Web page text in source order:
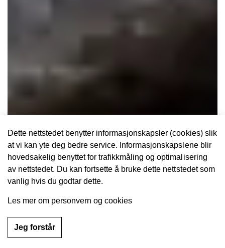
Dette nettstedet benytter informasjonskapsler (cookies) slik
at vi kan yte deg bedre service. Informasjonskapslene blir
hovedsakelig benyttet for trafikkmåling og optimalisering
av nettstedet. Du kan fortsette å bruke dette nettstedet som
vanlig hvis du godtar dette.
Les mer om personvern og cookies
Jeg forstår